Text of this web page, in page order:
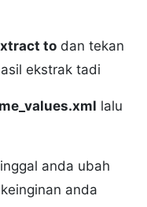
to dan tekan
ekstrak tadi
lalu
anda ubah
anda